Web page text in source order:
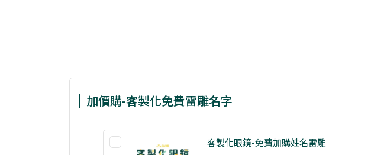
加價購-客製化免費雷雕名字
客製化眼鏡-免費加購姓名雷雕